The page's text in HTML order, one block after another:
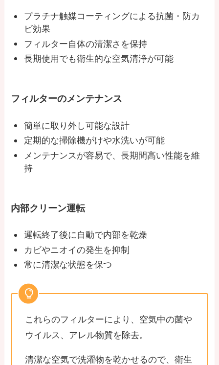
プラチナ触媒コーティングによる抗菌・防カ
ビ効果
フィルター自体の清潔さを保持
長期使用でも衛生的な空気清浄が可能
フィルターのメンテナンス
簡単に取り外し可能な設計
定期的な掃除機がけや水洗いが可能
メンテナンスが容易で、長期間高い性能を維
持
内部クリーン運転
運転終了後に自動で内部を乾燥
カビやニオイの発生を抑制
常に清潔な状態を保つ
これらのフィルターにより、空気中の菌や
ウイルス、アレル物質を除去。
清潔な空気で洗濯物を乾かせるので、衛生